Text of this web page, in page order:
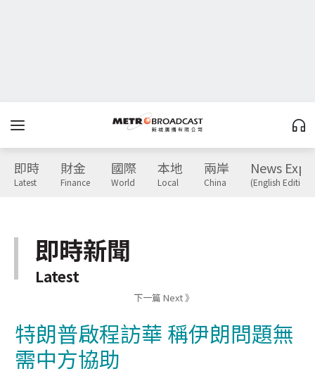
即時
Latest
財金
Finance
國際
World
本地
Local
兩岸
China
News
(English Edition)
即時新聞
Latest
下一篇 Next 》
特朗普啟程訪華 稱伊朗問題無
需中方協助